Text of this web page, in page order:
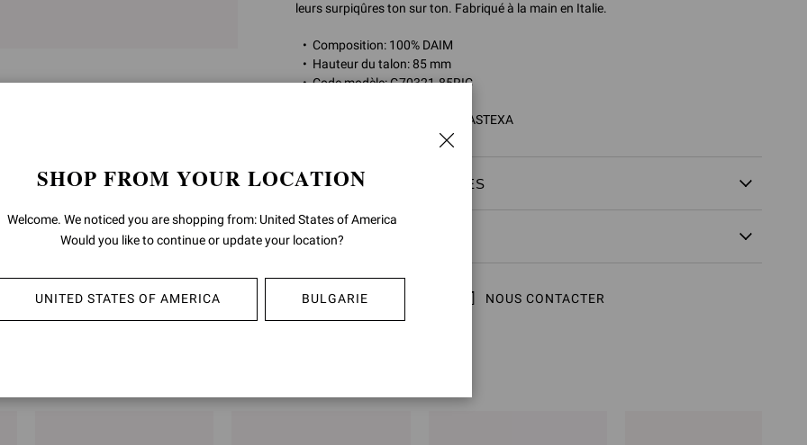
leurs surpiqûres ton sur ton. Fabriqué à la main en Italie.
Composition: 100% DAIM
Hauteur du talon: 85 mm
Code modèle: G70321.85RIC
G70321.85RIC.CASTEXA
RETOURS ET ÉCHANGES
LIVRAISON
NOUS CONTACTER
SHOP FROM YOUR LOCATION
Welcome. We noticed you are shopping from: United States of America
Would you like to continue or update your location?
UNITED STATES OF AMERICA BULGARIE